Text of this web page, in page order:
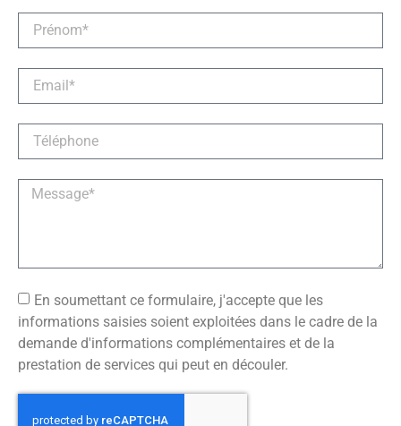
En soumettant ce formulaire, j'accepte que les
informations saisies soient exploitées dans le cadre de la
demande d'informations complémentaires et de la
prestation de services qui peut en découler.